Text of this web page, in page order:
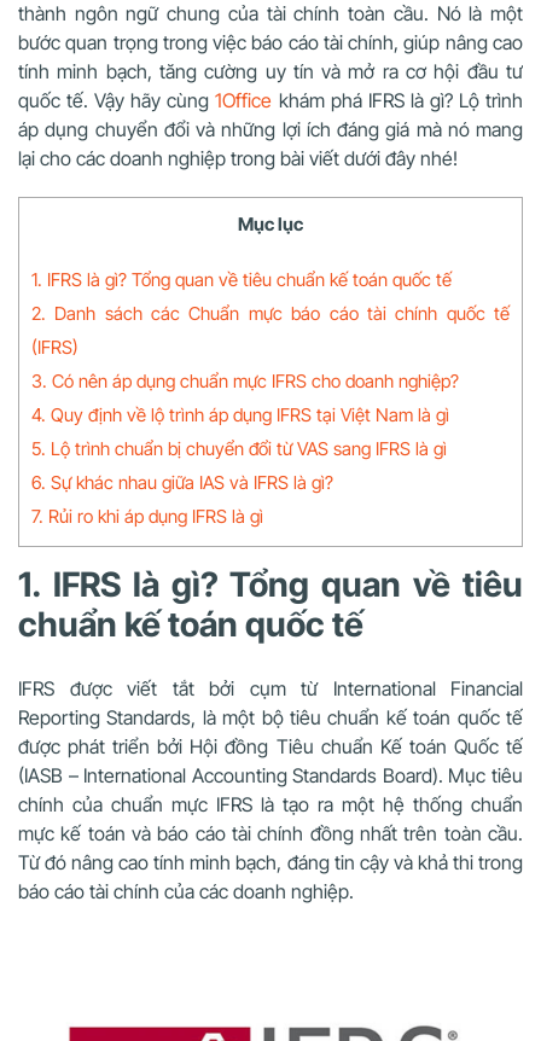
thành ngôn ngữ chung của tài chính toàn cầu. Nó là một
bước quan trọng trong việc báo cáo tài chính, giúp nâng cao
tính minh bạch, tăng cường uy tín và mở ra cơ hội đầu tư
quốc tế. Vậy hãy cùng1Office khám phá IFRS là gì? Lộ trình
áp dụng chuyển đổi và những lợi ích đáng giá mà nó mang
lại cho các doanh nghiệp trong bài viết dưới đây nhé!
Mục lục
1. IFRS là gì? Tổng quan về tiêu chuẩn kế toán quốc tế
2. Danh sách các Chuẩn mực báo cáo tài chính quốc tế
(IFRS)
3. Có nên áp dụng chuẩn mực IFRS cho doanh nghiệp?
4. Quy định về lộ trình áp dụng IFRS tại Việt Nam là gì
5. Lộ trình chuẩn bị chuyển đổi từ VAS sang IFRS là gì
6. Sự khác nhau giữa IAS và IFRS là gì?
7. Rủi ro khi áp dụng IFRS là gì
1. IFRS là gì? Tổng quan về tiêu
chuẩn kế toán quốc tế
IFRS được viết tắt bởi cụm từ International Financial
Reporting Standards, là một bộ tiêu chuẩn kế toán quốc tế
được phát triển bởi Hội đồng Tiêu chuẩn Kế toán Quốc tế
(IASB – International Accounting Standards Board). Mục tiêu
chính của chuẩn mực IFRS là tạo ra một hệ thống chuẩn
mực kế toán và báo cáo tài chính đồng nhất trên toàn cầu.
Từ đó nâng cao tính minh bạch, đáng tin cậy và khả thi trong
báo cáo tài chính của các doanh nghiệp.